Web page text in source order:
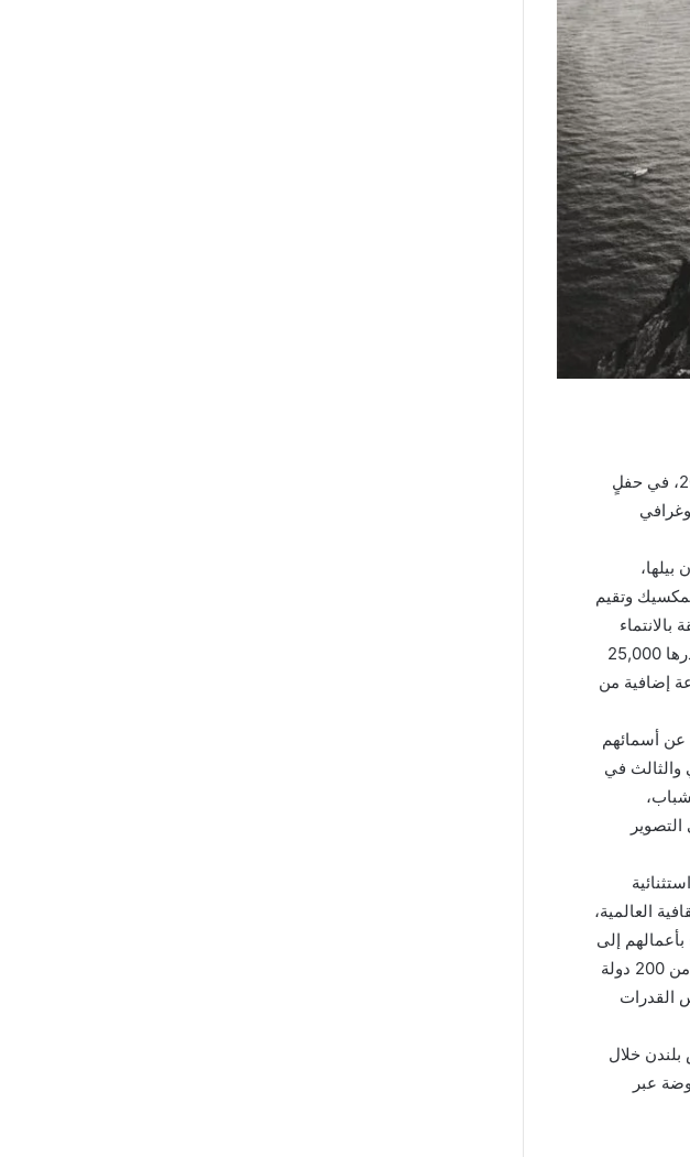
أعلنت جوائز سوني العالمية للتصوير الفوتوغرافي اليوم عن القائمة الكاملة للفائزين لعام 2026، في حفلٍ
بعنوان بيلها،
وتقيم
المكاني، والهجرة، والروابط المجتمعية. وبموجب هذا اللقب، تحصل فابيان على جائزة نقدية قدرها 25,000
إضافية من
عن أسمائهم
والثالث في
العالمية،
إلى
آفاق جديدة. وقد استقبلت منافسات هذا العام ما يزيد على 430 ألف عملاً فوتوغرافياً من أكثر من 200 دولة
القدرات
في سومرست هاوس بلندن خلال
المعروضة عبر